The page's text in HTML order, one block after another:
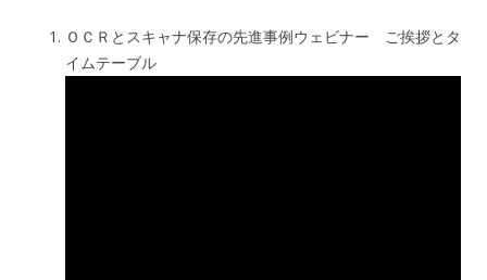
ＯＣＲとスキャナ保存の先進事例ウェビナー ご挨拶とタ
イムテーブル